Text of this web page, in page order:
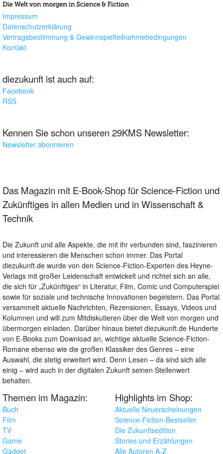
Impressum
Datenschutzerklärung
Vertragsbestimmung & Gewinnspielteilnahmebedingungen
Kontakt
diezukunft ist auch auf:
Facebook
RSS
Kennen Sie schon unseren 29KMS Newsletter:
Newsletter abonnieren
Das Magazin mit E-Book-Shop für Science-Fiction und
Zukünftiges in allen Medien und in Wissenschaft &
Technik
Die Zukunft und alle Aspekte, die mit ihr verbunden sind, faszinieren
und interessieren die Menschen schon immer. Das Portal
diezukunft.de wurde von den Science-Fiction-Experten des Heyne-
Verlags mit großer Leidenschaft entwickelt und richtet sich an alle,
die sich für „Zukünftiges“ in Literatur, Film, Comic und Computerspiel
sowie für soziale und technische Innovationen begeistern. Das Portal
versammelt aktuelle Nachrichten, Rezensionen, Essays, Videos und
Kolumnen und will zum Mitdiskutieren über die Welt von morgen und
übermorgen einladen. Darüber hinaus bietet diezukunft.de Hunderte
von E-Books zum Download an, wichtige aktuelle Science-Fiction-
Romane ebenso wie die großen Klassiker des Genres – eine
Auswahl, die stetig erweitert wird. Denn Lesen – da sind sich alle
einig – wird auch in der digitalen Zukunft seinen Stellenwert
behalten.
Themen im Magazin:
Buch
Film
TV
Game
Gadget
Highlights im Shop:
Aktuelle Neuerscheinungen
Science-Fiction-Bestseller
Die Zukunftsedition
Stories und Erzählungen
Alle Autoren A-Z